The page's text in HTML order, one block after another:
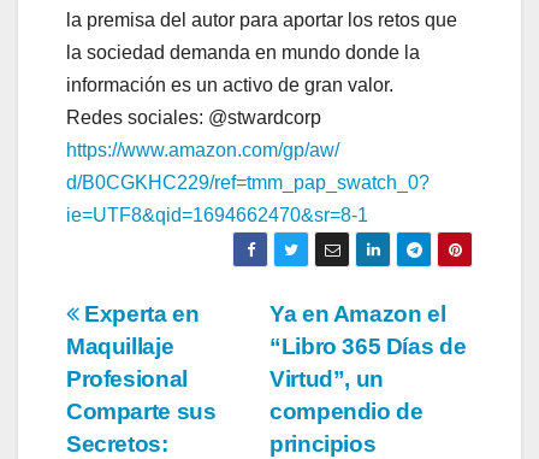
la premisa del autor para aportar los retos que
la sociedad demanda en mundo donde la
información es un activo de gran valor.
Redes sociales: @stwardcorp
https://www.amazon.com/gp/aw/
d/B0CGKHC229/ref=tmm_pap_ swatch_0?
ie=UTF8&qid=1694662470&sr=8-1
Navegación
de
entradas
Ya en Amazon el
“Libro 365 Días de
Virtud”, un
compendio de
principios
Experta en
Maquillaje
Profesional
Comparte sus
Secretos: